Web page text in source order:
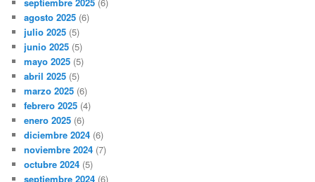
agosto 2025 (6)
julio 2025 (5)
junio 2025 (5)
mayo 2025 (5)
abril 2025 (5)
marzo 2025 (6)
febrero 2025 (4)
enero 2025 (6)
diciembre 2024 (6)
noviembre 2024 (7)
octubre 2024 (5)
septiembre 2024 (6)